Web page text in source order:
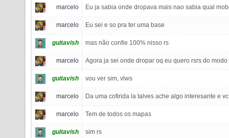
marcelo Eu ja sabia onde dropava mais nao sabia qual
marcelo Eu sei e so pra ter uma base
guitavish mas não confie 100% nisso rs
marcelo Agora ja sei onde dropar oq eu quero rsrs do modo
guitavish vou ver sim, vlws
marcelo Da uma cofirida la talves ache algo interesante e
marcelo Tem de todos os mapas
guitavish sim rs